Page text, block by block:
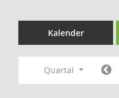
Kalender
Quartal